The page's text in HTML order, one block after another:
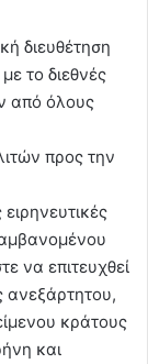
διευθέτηση
το διεθνές
από όλους
προς την
να επιτευχθεί
ανεξάρτητου,
κράτους
και